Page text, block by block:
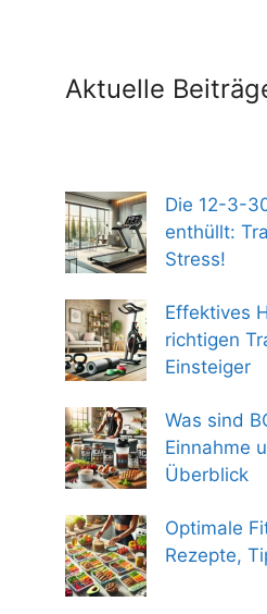
Aktuelle
Die 12-3-
enthüllt:
Stress!
Effektives
richtigen
Einsteiger
Was sind
Einnahme
Überblick
Optimale
Rezepte,